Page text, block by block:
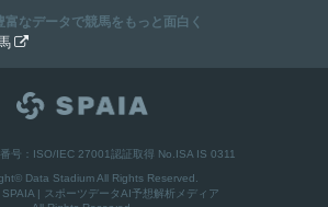
富なデータで競馬をもっと面白く

号：ISO/IEC 27001認証取得 No.ISA IS 0311
Data Stadium All Rights Reserved.
SPAIA | スポーツデータAI予想解析メディア